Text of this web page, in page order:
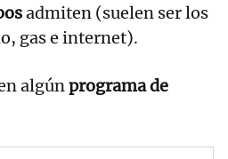
admiten (suelen ser los
gas e internet).
algún programa de